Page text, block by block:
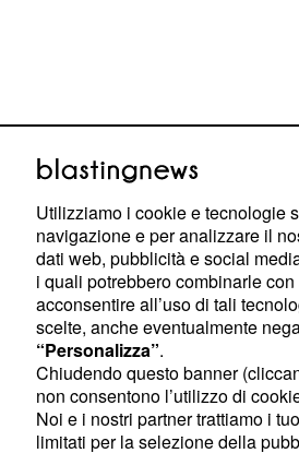
Aggiornamenti sul
Mercoledì scorso è scoppiata la
riflettori sulla ventiduesima
protagonisti. Le anticipazioni del
informato il pubblico del
Utilizziamo i cookie e tecnologie
navigazione e per analizzare il
dati web, pubblicità e social
i quali potrebbero combinarle
acconsentire all’uso di tali
scelte, anche eventualmente
“Personalizza”.
Chiudendo questo banner
non consentono l’utilizzo di
Noi e i nostri partner trattiamo i
limitati per la selezione della